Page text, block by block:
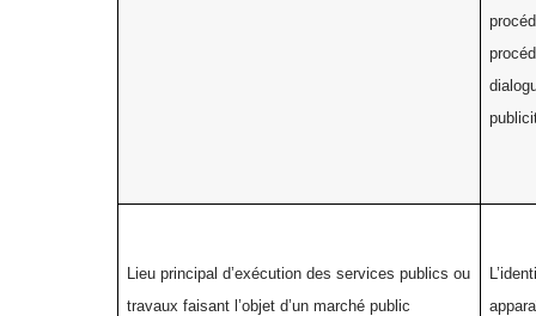
Lieu principal d’exécution des services publics ou
travaux faisant l’objet d’un marché public